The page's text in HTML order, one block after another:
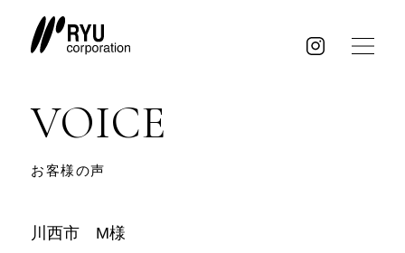
VOICE
お客様の声
川西市 M様